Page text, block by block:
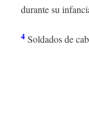
durante su
4Soldados de